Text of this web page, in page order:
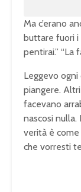
Ma c’erano
buttare fuori i
pentirai.” “La
Leggevo
piangere.
facevano
nascosi nulla.
verità è
che vorresti